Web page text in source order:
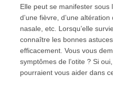
Elle peut se manifester sous
d’une fièvre, d’une
nasale, etc. Lorsqu’elle
connaître les bonnes
efficacement. Vous vous
symptômes de l’otite ? Si
pourraient vous aider dans